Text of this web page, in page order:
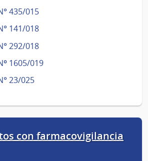
435/015
141/018
292/018
1605/019
23/025
con farmacovigilancia